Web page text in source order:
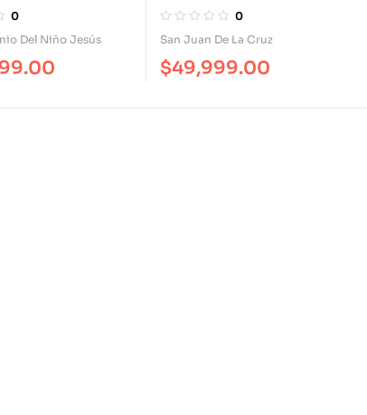
0
Del Niño Jesús
Espiritualidad
0
San Juan De La Cruz
$49,999.00